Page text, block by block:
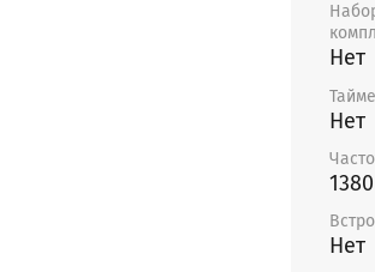
Нет
Нет
Нет